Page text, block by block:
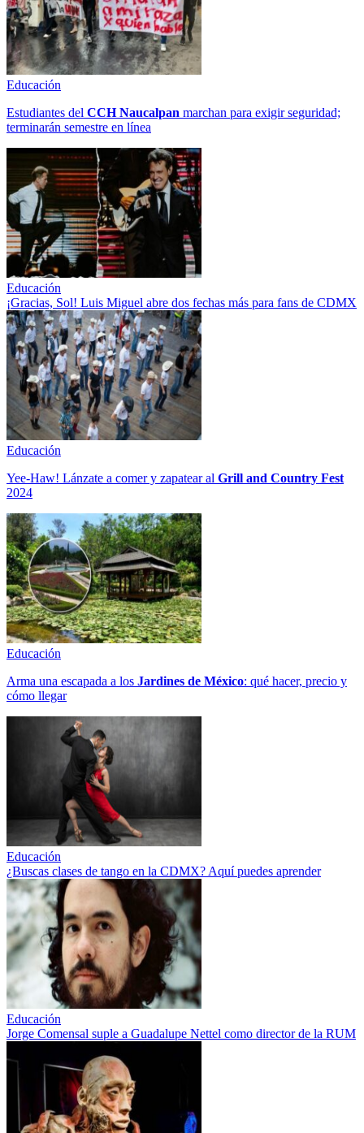
Educación
Estudiantes del CCH Naucalpan marchan para exigir seguridad;
terminarán semestre en línea
Educación
¡Gracias, Sol! Luis Miguel abre dos fechas más para fans de CDMX
Educación
Yee-Haw! Lánzate a comer y zapatear al Grill and Country Fest
2024
Educación
Arma una escapada a los Jardines de México: qué hacer, precio y
cómo llegar
Educación
¿Buscas clases de tango en la CDMX? Aquí puedes aprender
Educación
Jorge Comensal suple a Guadalupe Nettel como director de la RUM